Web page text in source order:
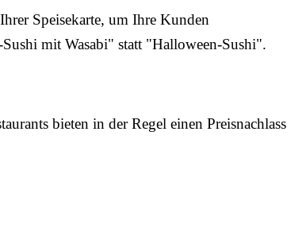
Speisekarte, um Ihre Kunden
mit Wasabi" statt "Halloween-Sushi".
bieten in der Regel einen Preisnachlass